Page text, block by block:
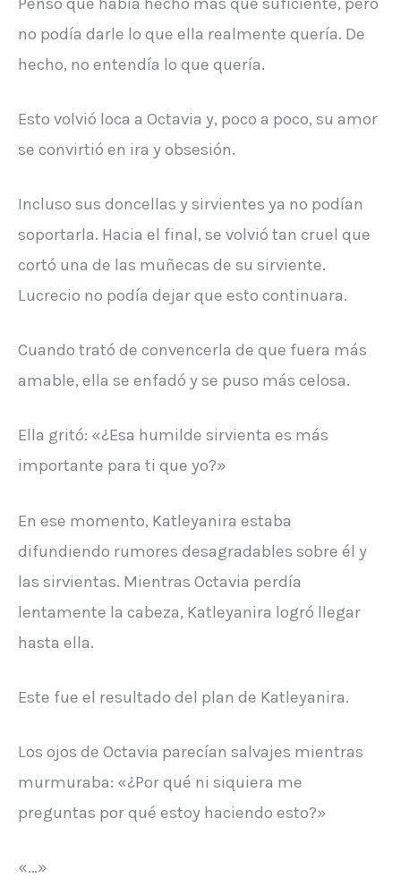
no podía darle lo que ella realmente quería. De
hecho, no entendía lo que quería.
Esto volvió loca a Octavia y, poco a poco, su amor
se convirtió en ira y obsesión.
Incluso sus doncellas y sirvientes ya no podían
soportarla. Hacia el final, se volvió tan cruel que
cortó una de las muñecas de su sirviente.
Lucrecio no podía dejar que esto continuara.
Cuando trató de convencerla de que fuera más
amable, ella se enfadó y se puso más celosa.
Ella gritó: «¿Esa humilde sirvienta es más
importante para ti que yo?»
En ese momento, Katleyanira estaba
difundiendo rumores desagradables sobre él y
las sirvientas. Mientras Octavia perdía
lentamente la cabeza, Katleyanira logró llegar
hasta ella.
Este fue el resultado del plan de Katleyanira.
Los ojos de Octavia parecían salvajes mientras
murmuraba: «¿Por qué ni siquiera me
preguntas por qué estoy haciendo esto?»
«…»